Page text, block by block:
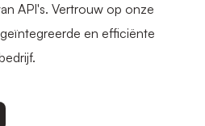
API's. Vertrouw op onze
en efficiënte